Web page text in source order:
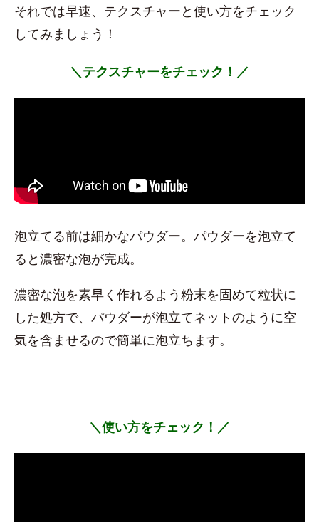
それでは早速、テクスチャーと使い方をチェック
してみましょう！
＼テクスチャーをチェック！／
泡立てる前は細かなパウダー。パウダーを泡立て
ると濃密な泡が完成。
濃密な泡を素早く作れるよう粉末を固めて粒状に
した処方で、パウダーが泡立てネットのように空
気を含ませるので簡単に泡立ちます。
＼使い方をチェック！／